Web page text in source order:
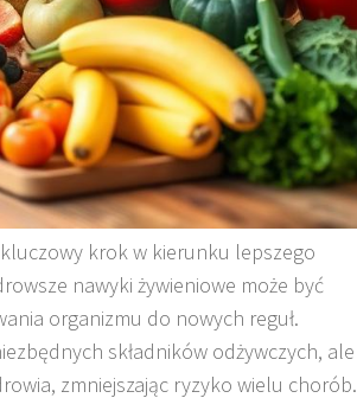
krok w kierunku lepszego
nawyki żywieniowe może być
organizmu do nowych reguł.
składników odżywczych, ale
zmniejszając ryzyko wielu chorób.